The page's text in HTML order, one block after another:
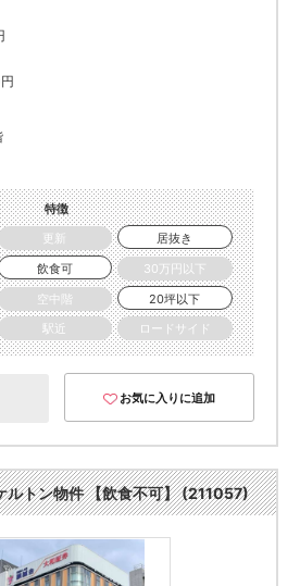
特徴
更新
居抜き
飲食可
30万円以下
空中階
20坪以下
駅近 ロードサイド
お気に入りに追加
ルトン物件 【飲食不可】 (211057)